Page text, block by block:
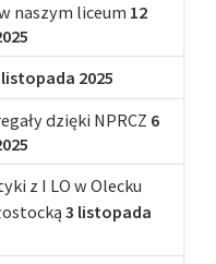
naszym liceum 12
listopada 2025
dzięki NPRCZ 6
z I LO w Olecku
3 listopada